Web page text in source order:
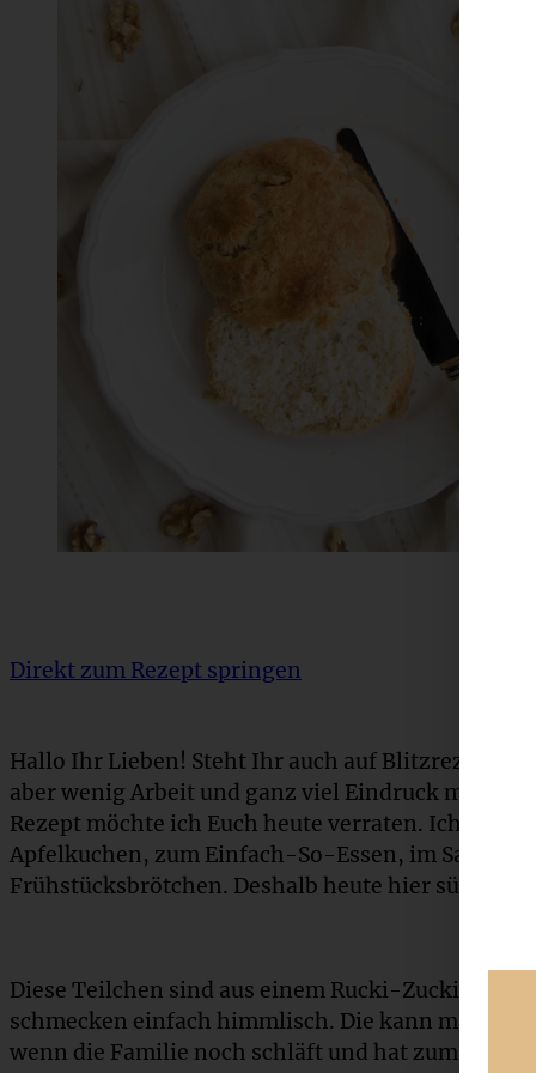
Direkt zum Rezept springen
Hallo Ihr Lieben! Steht Ihr auch auf Blitzrezepte,
aber wenig Arbeit und ganz viel Eindruck
Rezept möchte ich Euch heute verraten. Ich liebe
Apfelkuchen, zum Einfach-So-Essen, im Salat
Frühstücksbrötchen. Deshalb heute hier süße
Diese Teilchen sind aus einem Rucki-Zucki-
schmecken einfach himmlisch. Die kann man am
wenn die Familie noch schläft und hat zum